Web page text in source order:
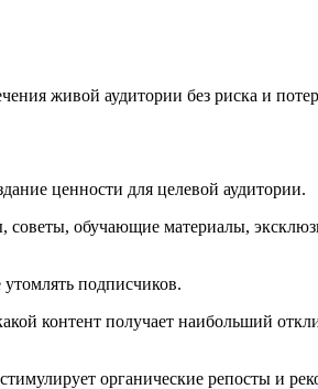
живой аудитории без риска и
ценности для целевой аудитории.
советы, обучающие материалы,
подписчиков.
контент получает наибольший
органические репосты и